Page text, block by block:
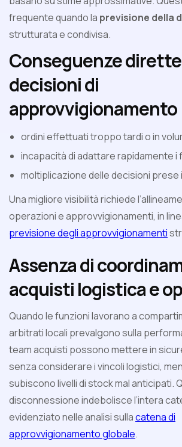
frequente quando la previsione della
strutturata e condivisa.
Conseguenze
decisioni di
approvvigionamento
ordini effettuati troppo tardi o in
incapacità di adattare rapidamente i
moltiplicazione delle decisioni prese
Una migliore visibilità richiede
operazioni e approvvigionamenti, in
previsione degli approvvigionamenti
Assenza di
acquisti logistica e
Quando le funzioni lavorano a
arbitrati locali prevalgono sulla
team acquisti possono mettere in
senza considerare i vincoli logistici,
subiscono livelli di stock mal anticipati.
disconnessione indebolisce l’intera
evidenziato nelle analisi sullacatena di
approvvigionamento globale.